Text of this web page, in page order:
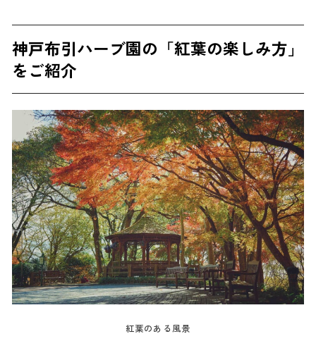
神戸布引ハーブ園の「紅葉の楽しみ方」
をご紹介
紅葉のある風景